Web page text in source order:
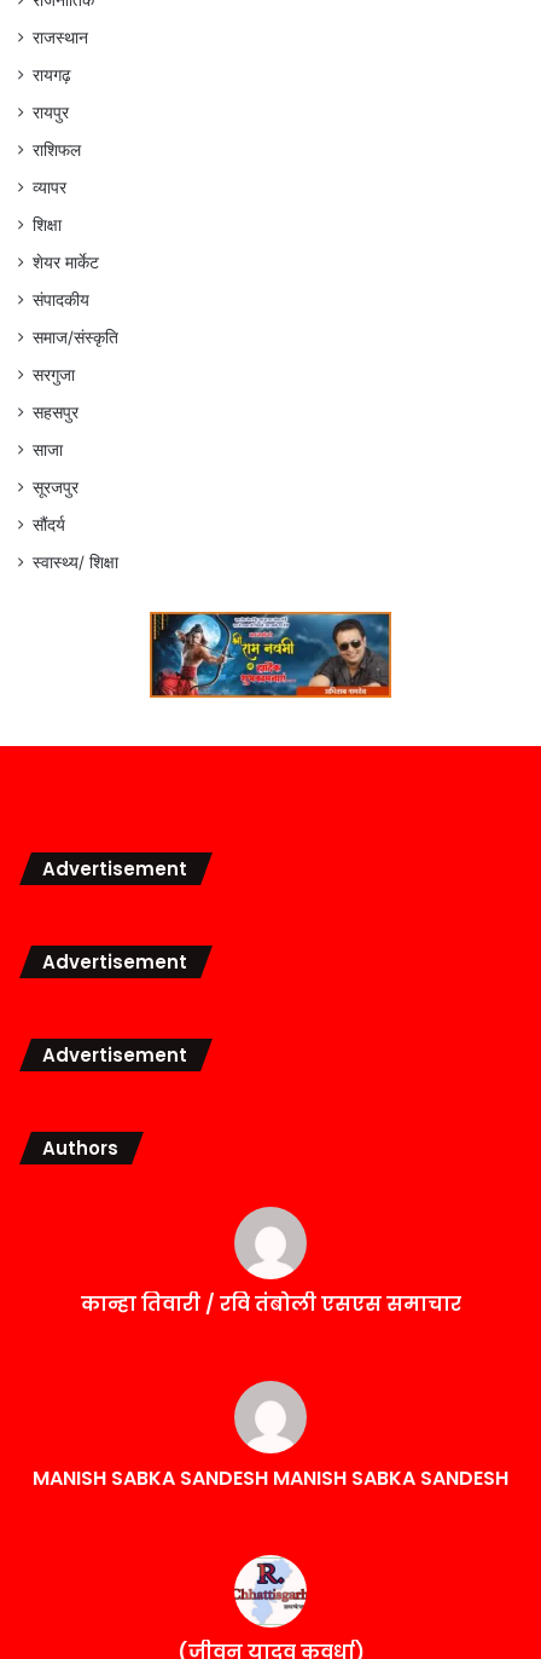
राजस्थान
रायगढ़
रायपुर
राशिफल
व्यापर
शिक्षा
शेयर मार्केट
संपादकीय
समाज/संस्कृति
सरगुजा
सहसपुर
साजा
सूरजपुर
सौंदर्य
स्वास्थ्य/ शिक्षा
Advertisement
Advertisement
Advertisement
Authors
कान्हा तिवारी / रवि तंबोली एसएस समाचार
MANISH SABKA SANDESH MANISH SABKA SANDESH
(जीवन यादव कवर्धा)